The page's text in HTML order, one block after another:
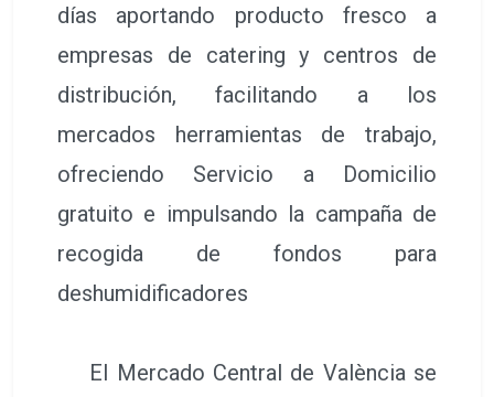
días aportando producto fresco a
empresas de catering y centros de
distribución, facilitando a los
mercados herramientas de trabajo,
ofreciendo Servicio a Domicilio
gratuito e impulsando la campaña de
recogida de fondos para
deshumidificadores
El Mercado Central de València se